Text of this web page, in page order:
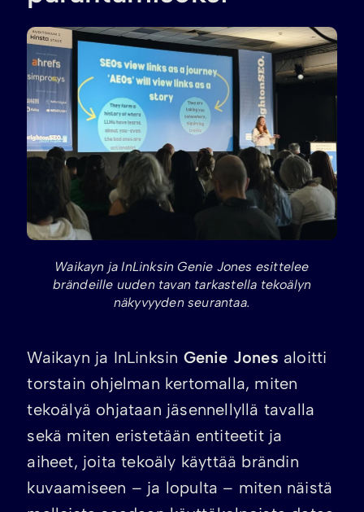
Waikayn ja InLinksin Genie Jones esittelee
brändeille uuden tavan tarkastella tekoälyn
näkyvyyden seurantaa.
Waikayn ja InLinksin Genie Jones aloitti
torstain ohjelman kertomalla, miten
tekoälyä ohjataan jäsennellyllä tavalla
sekä miten eristetään entiteetit ja
aiheet, joita tekoäly käyttää brändin
kuvaamiseen – ja lopulta – miten näistä